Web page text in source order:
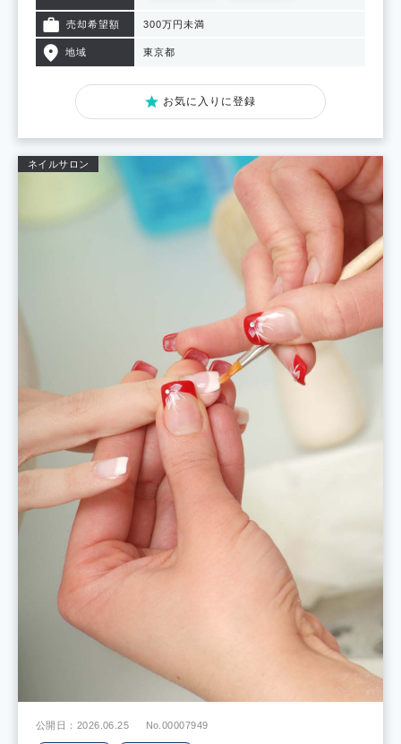
売却希望額 300万円未満
地域 東京都
お気に入りに登録
ネイルサロン
公開日：2026.06.25 No.00007949